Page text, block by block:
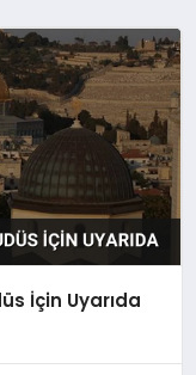
İçin Uyarıda